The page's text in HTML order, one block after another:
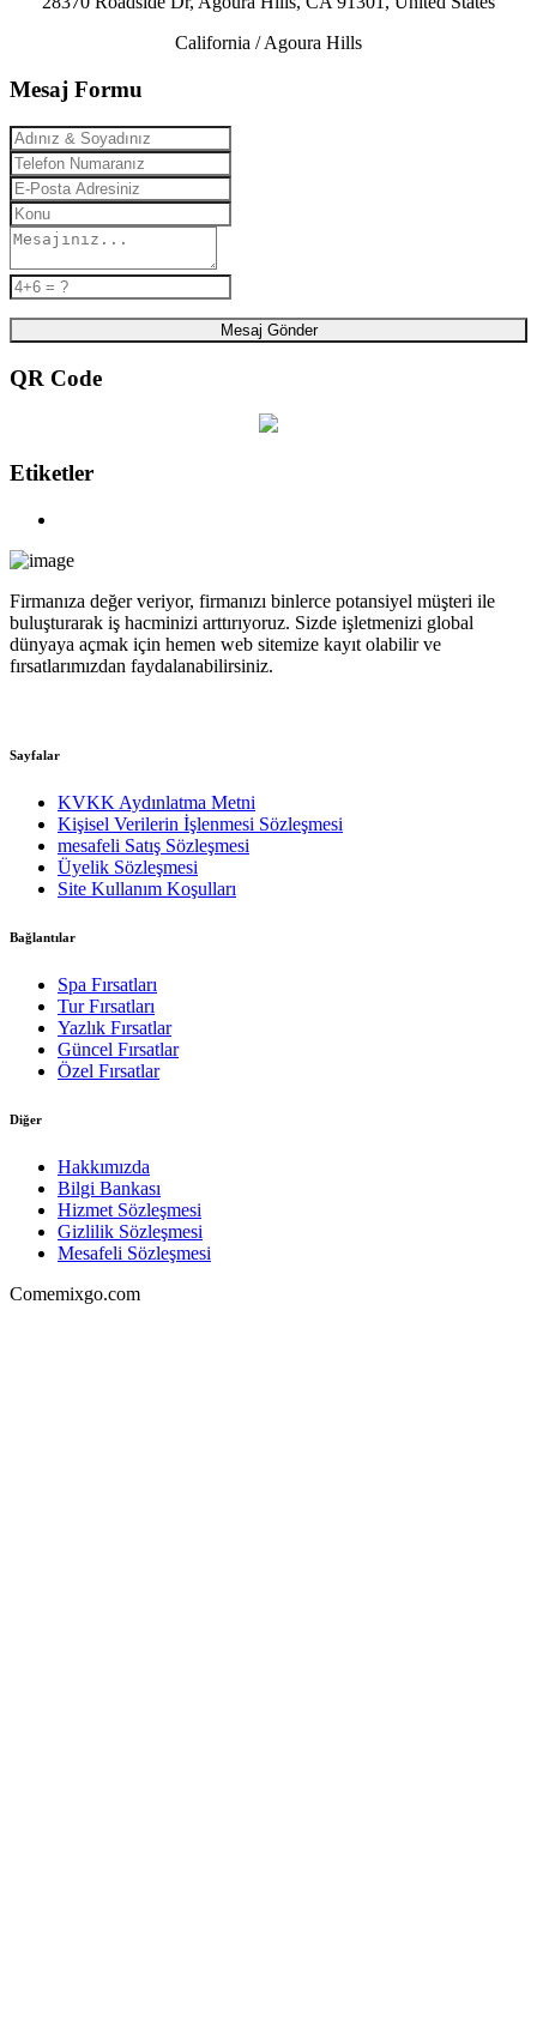
California / Agoura Hills
Mesaj Formu
Mesaj Gönder
QR Code
Etiketler
Firmanıza değer veriyor, firmanızı binlerce potansiyel müşteri ile
buluşturarak iş hacminizi arttırıyoruz. Sizde işletmenizi global
dünyaya açmak için hemen web sitemize kayıt olabilir ve
fırsatlarımızdan faydalanabilirsiniz.
Sayfalar
KVKK Aydınlatma Metni
Kişisel Verilerin İşlenmesi Sözleşmesi
mesafeli Satış Sözleşmesi
Üyelik Sözleşmesi
Site Kullanım Koşulları
Bağlantılar
Spa Fırsatları
Tur Fırsatları
Yazlık Fırsatlar
Güncel Fırsatlar
Özel Fırsatlar
Diğer
Hakkımızda
Bilgi Bankası
Hizmet Sözleşmesi
Gizlilik Sözleşmesi
Mesafeli Sözleşmesi
Comemixgo.com